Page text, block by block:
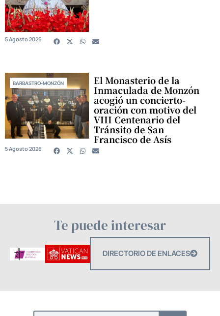
5 Agosto 2026
BARBASTRO-MONZÓN El Monasterio de la
Inmaculada de Monzón
acogió un concierto-
oración con motivo del
VIII Centenario del
Tránsito de San
Francisco de Asís
5 Agosto 2026
Te puede interesar
DIRECTORIO DE ENLACES